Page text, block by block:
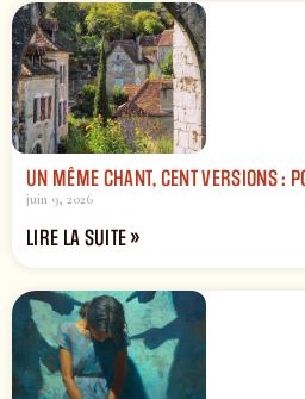
UN MÊME CHANT, CENT VERSIONS :
juin 9, 2026
LIRE LA SUITE »